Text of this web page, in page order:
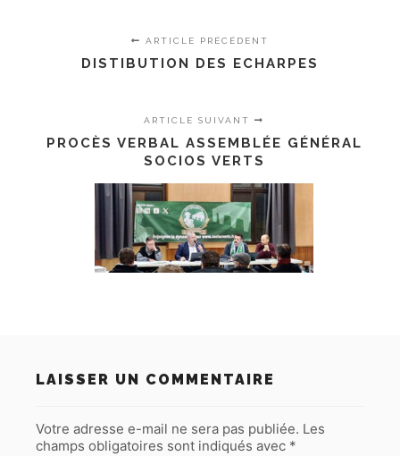
ARTICLE PRÉCÉDENT
DISTIBUTION DES ECHARPES
ARTICLE SUIVANT
PROCÈS VERBAL ASSEMBLÉE GÉNÉRAL
SOCIOS VERTS
LAISSER UN COMMENTAIRE
Votre adresse e-mail ne sera pas publiée. Les
champs obligatoires sont indiqués avec *